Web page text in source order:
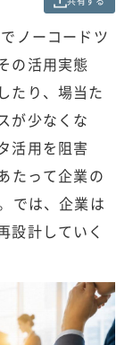
ノーコードツ
の活用実態
たり、場当た
が少なくな
活用を阻害
たって企業の
では、企業は
設計していく